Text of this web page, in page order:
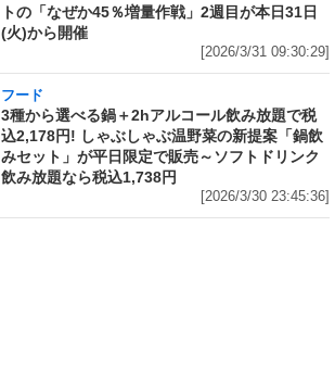
トの「なぜか45％増量作戦」2週目が本日31日
(火)から開催
[2026/3/31 09:30:29]
フード
3種から選べる鍋＋2hアルコール飲み放題で税
込2,178円! しゃぶしゃぶ温野菜の新提案「鍋飲
みセット」が平日限定で販売～ソフトドリンク
飲み放題なら税込1,738円
[2026/3/30 23:45:36]